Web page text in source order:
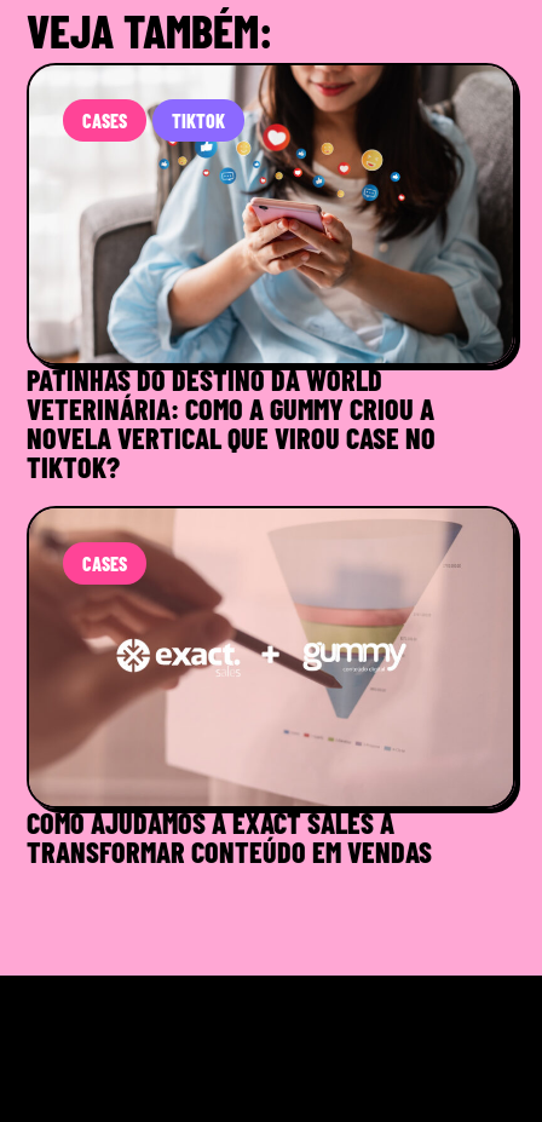
VEJA TAMBÉM:
CASES TIKTOK
PATINHAS DO DESTINO DA WORLD
VETERINÁRIA: COMO A GUMMY CRIOU A
NOVELA VERTICAL QUE VIROU CASE NO
TIKTOK?
CASES
COMO AJUDAMOS A EXACT SALES A
TRANSFORMAR CONTEÚDO EM VENDAS